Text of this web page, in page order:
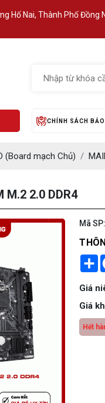
Hố Nai, Thành Phố Đồng
CHÍNH SÁCH BẢO
(Board mạch Chủ)
M.2 2.0 DDR4
Mã SP:
Giá
Giá
Hết